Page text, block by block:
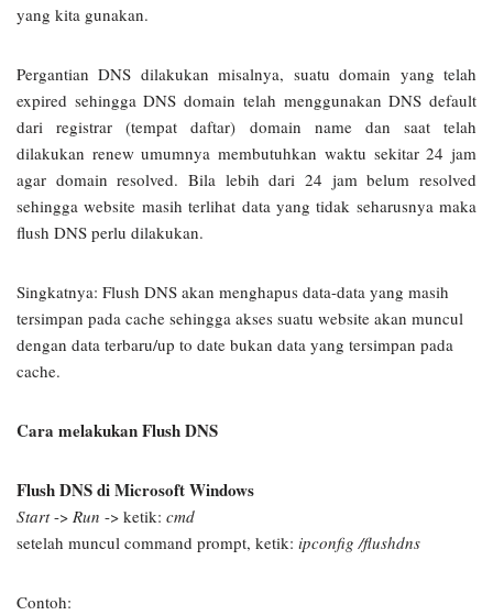
yang kita gunakan.
Pergantian DNS dilakukan misalnya, suatu domain yang telah
expired sehingga DNS domain telah menggunakan DNS default
dari registrar (tempat daftar) domain name dan saat telah
dilakukan renew umumnya membutuhkan waktu sekitar 24 jam
agar domain resolved. Bila lebih dari 24 jam belum resolved
sehingga website masih terlihat data yang tidak seharusnya maka
flush DNS perlu dilakukan.
Singkatnya: Flush DNS akan menghapus data-data yang masih
tersimpan pada cache sehingga akses suatu website akan muncul
dengan data terbaru/up to date bukan data yang tersimpan pada
cache.
Cara melakukan Flush DNS
Flush DNS di Microsoft Windows
Start-> Run -> ketik: cmd
setelah muncul command prompt, ketik: ipconfig /flushdns
Contoh: